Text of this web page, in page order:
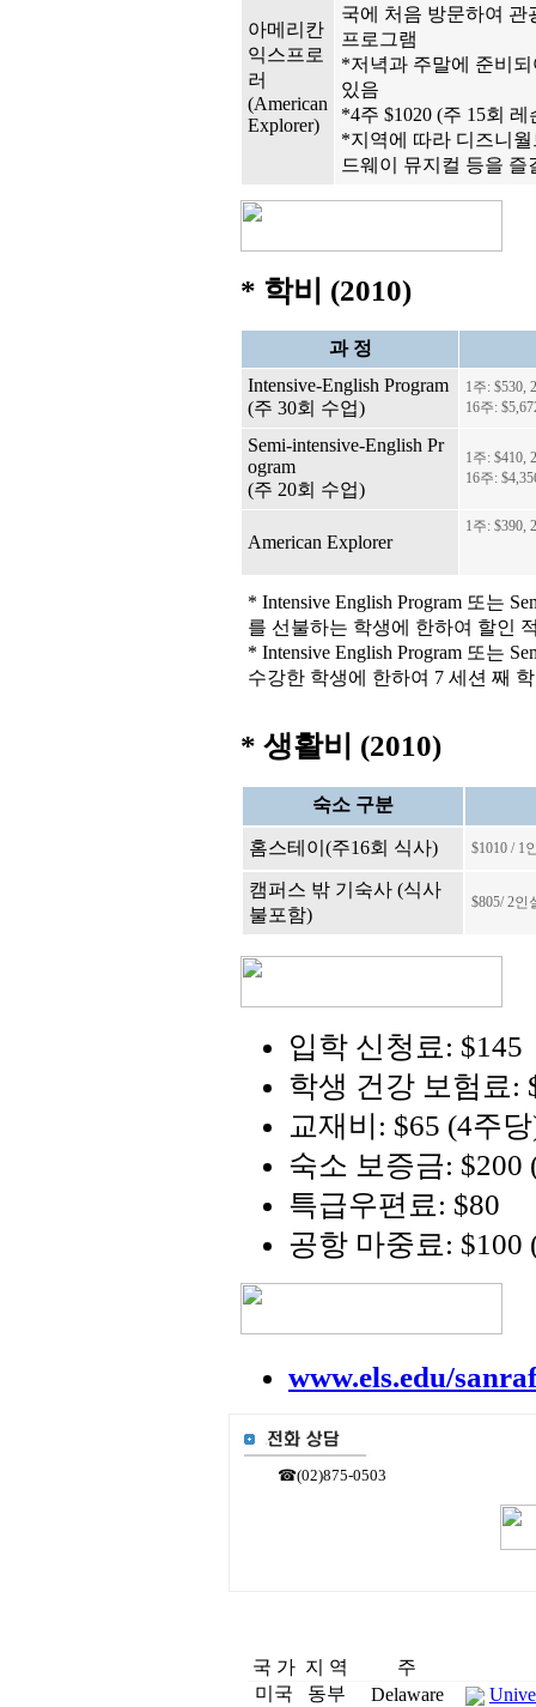
아메리칸
익스프로
러
(American
Explorer)
국에 처음 방문하여 관
프로그램
*저녁과 주말에 준비
있음
*4주 $1020 (주 15회 레
*지역에 따라 디즈니
드웨이 뮤지컬 등을 즐
* 학비 (2010)
과 정
Intensive-English Program
(주 30회 수업)
1주: $530,
16주:
Semi-intensive-English Pr
ogram
(주 20회 수업)
1주: $410,
16주:
American Explorer
1주: $390, 2
* Intensive English Program 또는
를 선불하는 학생에 한하여 할인
* Intensive English Program 또는
수강한 학생에 한하여 7 세션 째
* 생활비 (2010)
숙소 구분
홈스테이(주16회 식사) $1010 / 1
캠퍼스 밖 기숙사 (식사
불포함)
$805/ 2인
입학 신청료: $145
학생 건강 보험료:
교재비: $65 (4주
숙소 보증금: $200
특급우편료: $80
공항 마중료: $100
www.els.edu/
☎(02)875-0503
국 가 지 역
주
미국
동부 Delaware